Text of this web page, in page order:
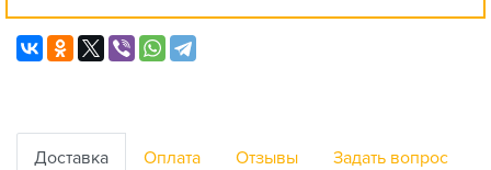
Доставка Оплата Отзывы Задать вопрос